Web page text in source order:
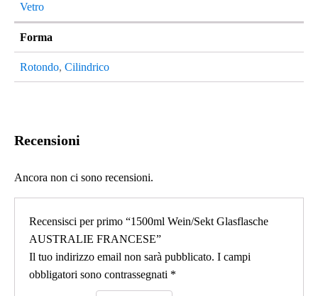
Vetro
Forma
Rotondo, Cilindrico
Recensioni
Ancora non ci sono recensioni.
Recensisci per primo “1500ml Wein/Sekt Glasflasche
AUSTRALIE FRANCESE”
Il tuo indirizzo email non sarà pubblicato. I campi
obbligatori sono contrassegnati *